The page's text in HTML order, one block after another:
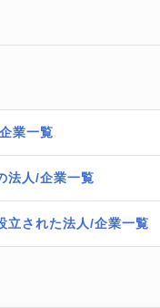
業一覧
法人/企業一覧
立された法人/企業一覧